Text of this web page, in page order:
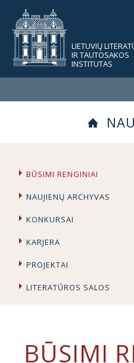
LIETUVIŲ
IR TAUTOSAKOS
INSTITUTAS
BŪSIMI RENGINIAI
NAUJIENŲ ARCHYVAS
KONKURSAI
KARJERA
PROJEKTAI
LITERATŪROS SALOS
BŪSIMI